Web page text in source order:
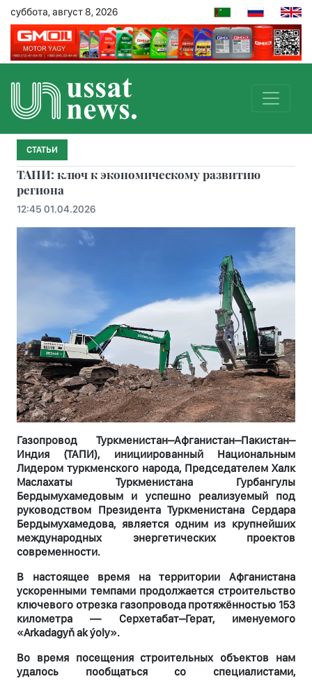
суббота, август 8, 2026
СТАТЬИ
ТАПИ: ключ к экономическому развитию
региона
12:45 01.04.2026
Газопровод Туркменистан–Афганистан–Пакистан–
Индия (ТАПИ), инициированный Национальным
Лидером туркменского народа, Председателем Халк
Маслахаты Туркменистана Гурбангулы
Бердымухамедовым и успешно реализуемый под
руководством Президента Туркменистана Сердара
Бердымухамедова, является одним из крупнейших
международных энергетических проектов
современности.
В настоящее время на территории Афганистана
ускоренными темпами продолжается строительство
ключевого отрезка газопровода протяжённостью 153
километра — Серхетабат–Герат, именуемого
«Arkadagyň ak ýoly».
Во время посещения строительных объектов нам
удалось пообщаться со специалистами,